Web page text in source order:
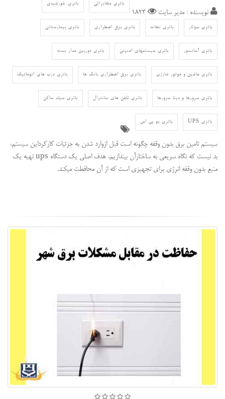
نویسنده : مدیر سایت 1823
باتری مخابراتی باتری خورشیدی
باتری سولار باتری نجات باتری برق اضطراری باتری بیمارستانی
باتری آسانسور باتری سیستمهای امنیتی باتری دوربین مدار بسته
باتری ماشین و موتور شارژی باتری برق اضطراری بانک ها باتری درب های اتوماتیک
باتری سرورها و دیتا سرورها باتری تلفن های سانترال باتری سیلد ساکن
باتری UPS باتری یو پی اس
سیستم تامین برق بدون وقفه چگونه است قبل ازوارد شدن به جزئیات کارکرداین سیستم،
بد نیست که نگاه سریعی به ساختارآن بیندازیم. هدف اصلی یک دستگاه ups تهیه یک
منبع بدون وقفه انرژی برای تجهیزی است که از آن محافطت میکند.